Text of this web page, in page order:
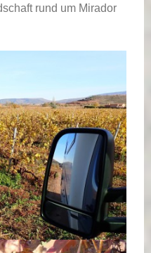
rund um Mirador